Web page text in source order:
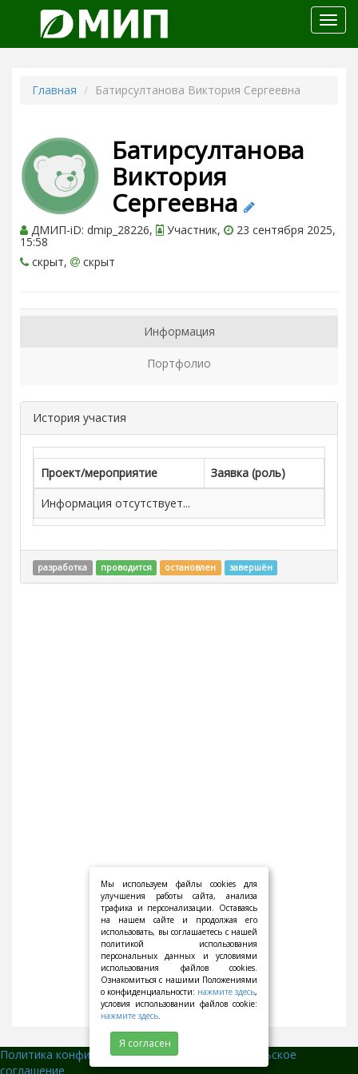
меню
Главная Батирсултанова Виктория Сергеевна
Батирсултанова
Виктория
Сергеевна
ДМИП-iD: dmip_28226, Участник, 23 сентября 2025,
15:58
скрыт,
скрыт
Информация
Портфолио
История участия
Проект/мероприятие
Заявка (роль)
Информация отсутствует...
разработка проводится остановлен завершён
Политика конфиденциальности||
Пользовательское
соглашение
Мы используем файлы cookies для
улучшения работы сайта, анализа
трафика и персонализации. Оставаясь
на нашем сайте и продолжая его
использовать, вы соглашаетесь с нашей
политикой использования
персональных данных и условиями
использования файлов cookies.
Ознакомиться с нашими Положениями
о конфиденциальности: нажмите здесь,
условия использовании файлов cookie:
нажмите здесь.
Я согласен